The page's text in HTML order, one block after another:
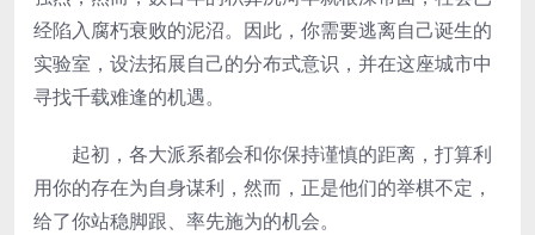
经陷入腐朽衰败的泥沼。因此，你需要逃离自己诞生的
实验室，设法拓展自己的分布式意识，并在这座城市中
寻找千载难逢的机遇。
起初，各大派系都会和你保持谨慎的距离，打算利
用你的存在为自身谋利，然而，正是他们的举棋不定，
给了你站稳脚跟、率先施为的机会。